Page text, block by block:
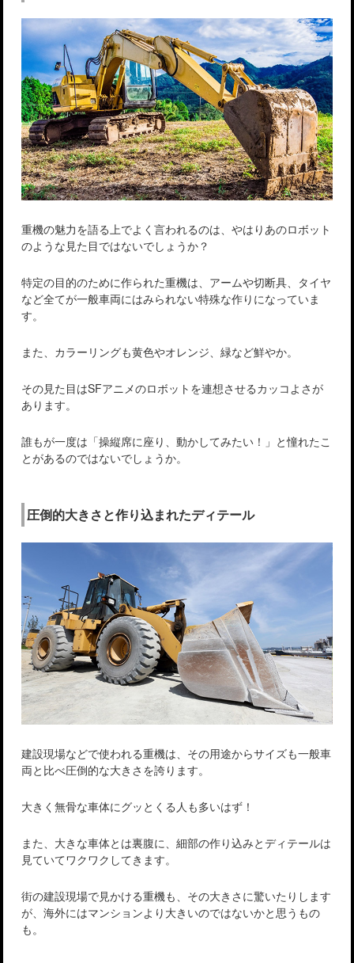
重機の魅力を語る上でよく言われるのは、やはりあのロボット
のような見た目ではないでしょうか？
特定の目的のために作られた重機は、アームや切断具、タイヤ
など全てが一般車両にはみられない特殊な作りになっていま
す。
また、カラーリングも黄色やオレンジ、緑など鮮やか。
その見た目はSFアニメのロボットを連想させるカッコよさが
あります。
誰もが一度は「操縦席に座り、動かしてみたい！」と憧れたこ
とがあるのではないでしょうか。
圧倒的大きさと作り込まれたディテール
建設現場などで使われる重機は、その用途からサイズも一般車
両と比べ圧倒的な大きさを誇ります。
大きく無骨な車体にグッとくる人も多いはず！
また、大きな車体とは裏腹に、細部の作り込みとディテールは
見ていてワクワクしてきます。
街の建設現場で見かける重機も、その大きさに驚いたりします
が、海外にはマンションより大きいのではないかと思うもの
も。